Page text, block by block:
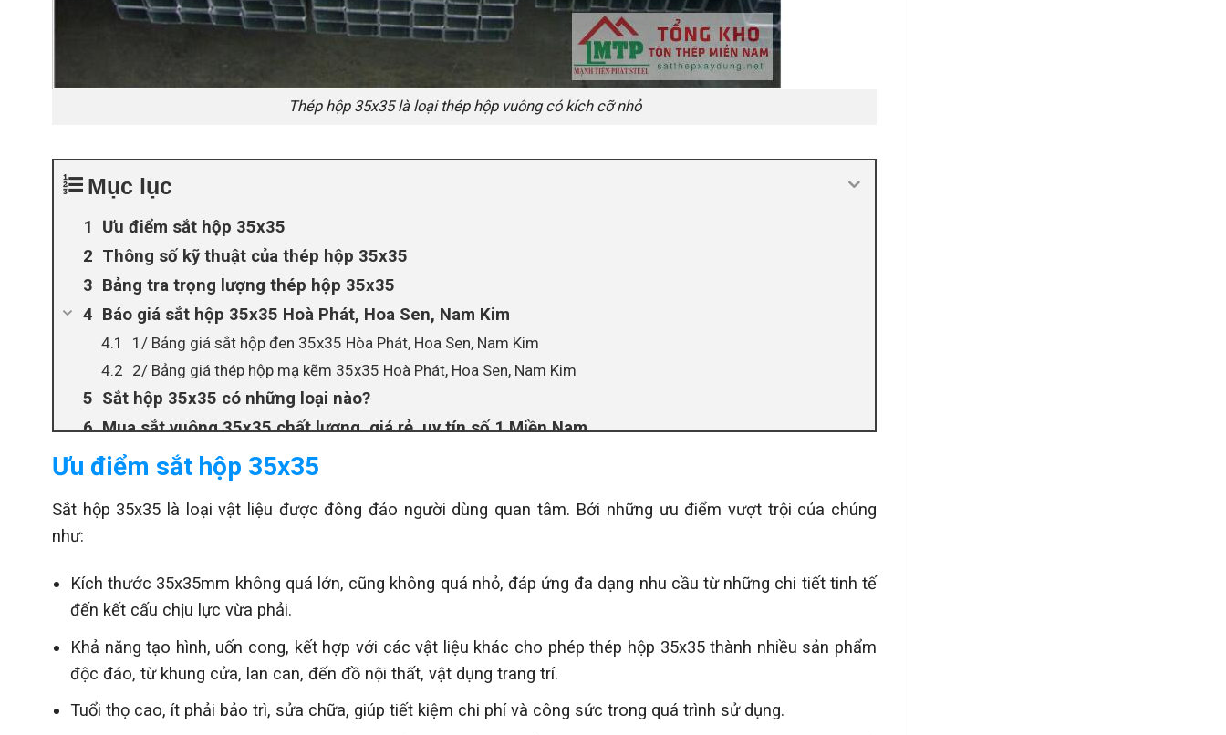
Thép hộp 35x35 là loại thép hộp vuông có kích cỡ nhỏ
Mục lục
Ưu điểm sắt hộp 35x35
Thông số kỹ thuật của thép hộp 35x35
Bảng tra trọng lượng thép hộp 35x35
Báo giá sắt hộp 35x35 Hoà Phát, Hoa Sen, Nam Kim
1/ Bảng giá sắt hộp đen 35x35 Hòa Phát, Hoa Sen, Nam Kim
2/ Bảng giá thép hộp mạ kẽm 35x35 Hoà Phát, Hoa Sen, Nam Kim
Sắt hộp 35x35 có những loại nào?
Mua sắt vuông 35x35 chất lượng, giá rẻ, uy tín số 1 Miền Nam
Ưu điểm sắt hộp 35x35
Sắt hộp 35x35 là loại vật liệu được đông đảo người dùng quan tâm. Bởi những ưu điểm vượt trội của chúng
như:
Kích thước 35x35mm không quá lớn, cũng không quá nhỏ, đáp ứng đa dạng nhu cầu từ những chi tiết tinh tế
đến kết cấu chịu lực vừa phải.
Khả năng tạo hình, uốn cong, kết hợp với các vật liệu khác cho phép thép hộp 35x35 thành nhiều sản phẩm
độc đáo, từ khung cửa, lan can, đến đồ nội thất, vật dụng trang trí.
Tuổi thọ cao, ít phải bảo trì, sửa chữa, giúp tiết kiệm chi phí và công sức trong quá trình sử dụng.